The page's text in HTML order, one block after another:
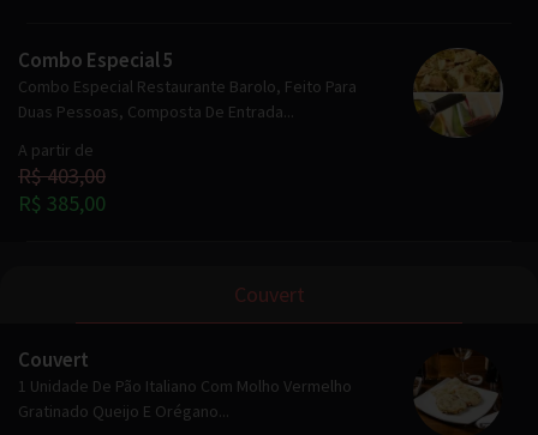
Combo Especial 5
Combo Especial Restaurante Barolo, Feito Para
Duas Pessoas, Composta De Entrada...
A partir de
R$ 403,00
R$ 385,00
Couvert
Couvert
1 Unidade De Pão Italiano Com Molho Vermelho
Gratinado Queijo E Orégano...